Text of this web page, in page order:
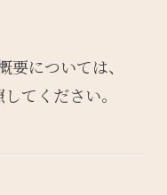
については、
てください。